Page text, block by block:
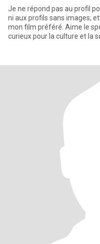
Je ne répond pas au profil
ni aux profils sans images;
mon film préféré. Aime le sport et l'aventure, je suis aussi très
curieux pour la culture et la